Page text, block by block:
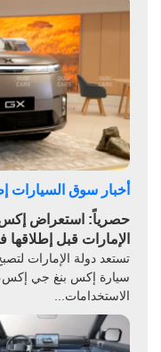
أخبار سوق السيارات
الإمارات قبل إطلاقها
تستعد دولة الإمارات
سيارة إكس بنغ جي
الاستخدامات...